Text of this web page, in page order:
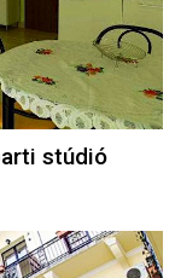
stúdió